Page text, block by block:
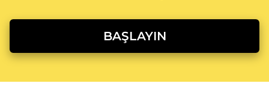
BAŞLAYIN